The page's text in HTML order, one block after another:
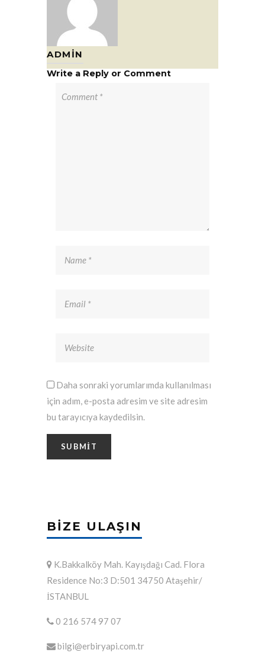
ADMIN
Write a Reply or Comment
Daha sonraki yorumlarımda kullanılması
için adım, e-posta adresim ve site adresim
bu tarayıcıya kaydedilsin.
BIZE ULAŞIN
K.Bakkalköy Mah. Kayışdağı Cad. Flora
Residence No:3 D:501 34750 Ataşehir/
İSTANBUL
0 216 574 97 07
bilgi@erbiryapi.com.tr